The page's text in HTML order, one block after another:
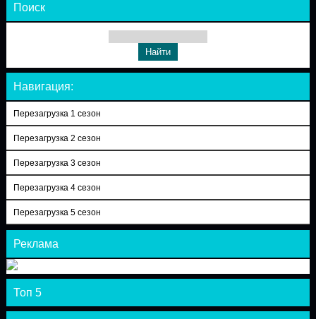
Поиск
Навигация:
Перезагрузка 1 сезон
Перезагрузка 2 сезон
Перезагрузка 3 сезон
Перезагрузка 4 сезон
Перезагрузка 5 сезон
Реклама
Топ 5